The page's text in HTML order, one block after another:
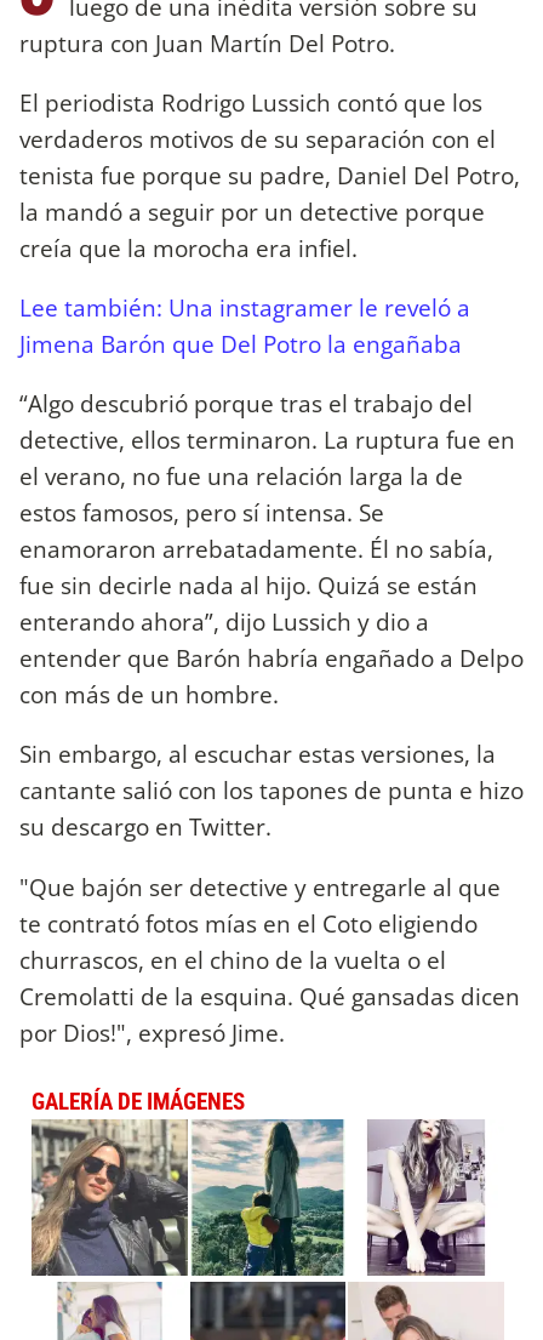
ruptura con Juan Martín Del Potro.
El periodista Rodrigo Lussich contó que los
verdaderos motivos de su separación con el
tenista fue porque su padre, Daniel Del Potro,
la mandó a seguir por un detective porque
creía que la morocha era infiel.
Lee también: Una instagramer le reveló a
Jimena Barón que Del Potro la engañaba
“Algo descubrió porque tras el trabajo del
detective, ellos terminaron. La ruptura fue en
el verano, no fue una relación larga la de
estos famosos, pero sí intensa. Se
enamoraron arrebatadamente. Él no sabía,
fue sin decirle nada al hijo. Quizá se están
enterando ahora”, dijo Lussich y dio a
entender que Barón habría engañado a Delpo
con más de un hombre.
Sin embargo, al escuchar estas versiones, la
cantante salió con los tapones de punta e hizo
su descargo en Twitter.
"Que bajón ser detective y entregarle al que
te contrató fotos mías en el Coto eligiendo
churrascos, en el chino de la vuelta o el
Cremolatti de la esquina. Qué gansadas dicen
por Dios!", expresó Jime.
GALERÍA DE IMÁGENES